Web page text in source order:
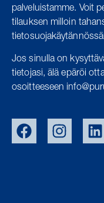
palveluistamme. Voit
tilauksen milloin
Jos sinulla on
tietojasi, älä epäröi
osoitteeseen